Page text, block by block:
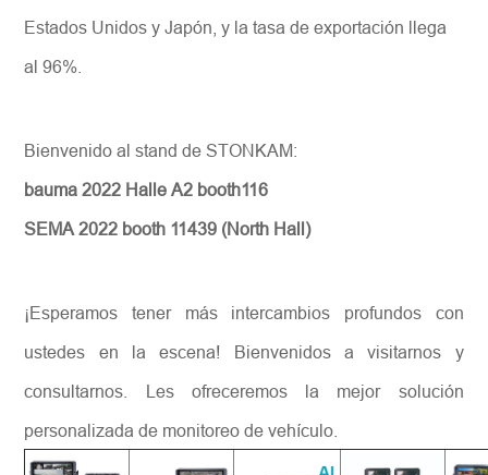
Estados Unidos y Japón, y la tasa de exportación llega
al 96%.
Bienvenido al stand de STONKAM:
bauma 2022 Halle A2 booth116
SEMA 2022 booth 11439 (North Hall)
¡Esperamos tener más intercambios profundos con
ustedes en la escena! Bienvenidos a visitarnos y
consultarnos. Les ofreceremos la mejor solución
personalizada de monitoreo de vehículo.